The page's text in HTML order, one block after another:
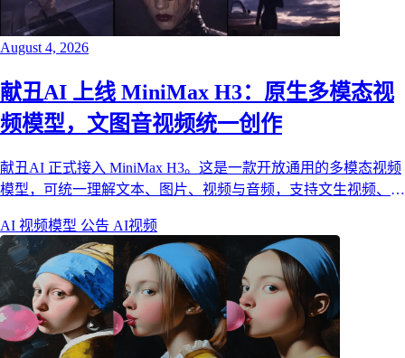
August 4, 2026
献丑AI 上线 MiniMax H3：原生多模态视
频模型，文图音视频统一创作
献丑AI 正式接入 MiniMax H3。这是一款开放通用的多模态视频
模型，可统一理解文本、图片、视频与音频，支持文生视频、首
UI 动效等商用创作场景。
AI 视频模型 公告 AI视频